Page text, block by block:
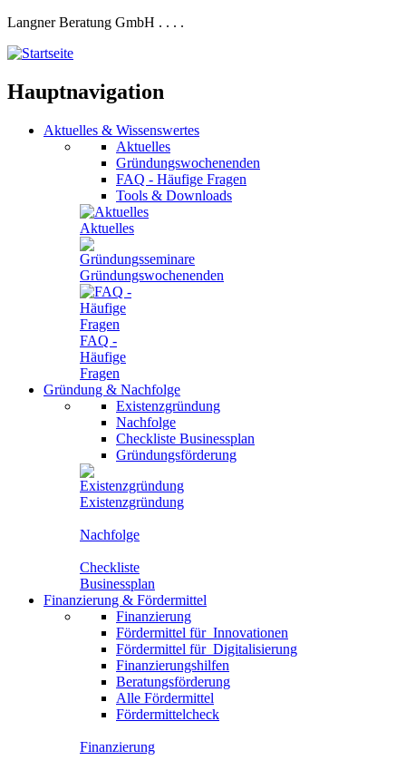
Langner Beratung GmbH . . . .
Hauptnavigation
Aktuelles & Wissenswertes
Aktuelles
Gründungswochenenden
FAQ - Häufige Fragen
Tools & Downloads
Aktuelles
Gründungswochenenden
FAQ -
Häufige
Fragen
Gründung & Nachfolge
Existenzgründung
Nachfolge
Checkliste Businessplan
Gründungsförderung
Existenzgründung
Nachfolge
Checkliste
Businessplan
Finanzierung & Fördermittel
Finanzierung
Fördermittel für Innovationen
Fördermittel für Digitalisierung
Finanzierungshilfen
Beratungsförderung
Alle Fördermittel
Fördermittelcheck
Finanzierung